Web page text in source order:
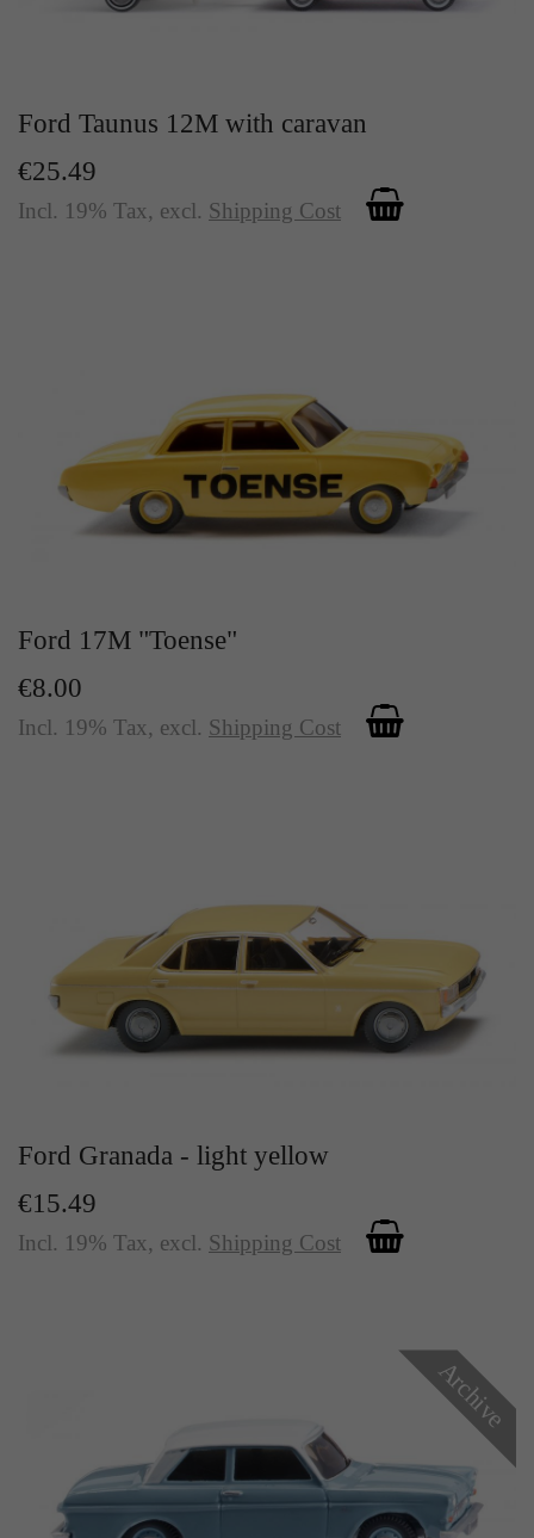
Ford Taunus 12M with caravan
€25.49
Incl. 19% Tax, excl. Shipping Cost
Ford 17M "Toense"
€8.00
Incl. 19% Tax, excl. Shipping Cost
Ford Granada - light yellow
€15.49
Incl. 19% Tax, excl. Shipping Cost
Archive
Zweck